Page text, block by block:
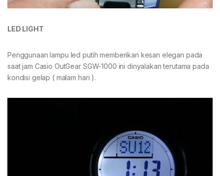
LED LIGHT
Penggunaan lampu led putih memberikan kesan elegan pada
saat jam Casio OutGear SGW-1000 ini dinyalakan terutama pada
kondisi gelap ( malam hari ).